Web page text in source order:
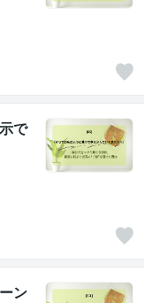
で
ン